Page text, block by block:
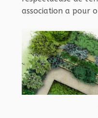
association a pour